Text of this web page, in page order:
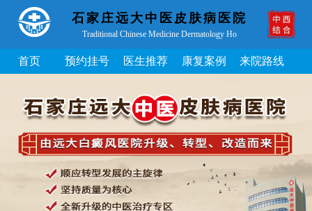
石家庄远大中医皮肤病医院
Traditional Chinese Medicine Dermatology Ho
首页 预约挂号 医生推荐 康复案例 来院路线